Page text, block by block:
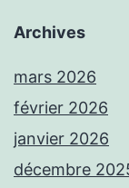
Archives
mars 2026
février 2026
janvier 2026
décembre